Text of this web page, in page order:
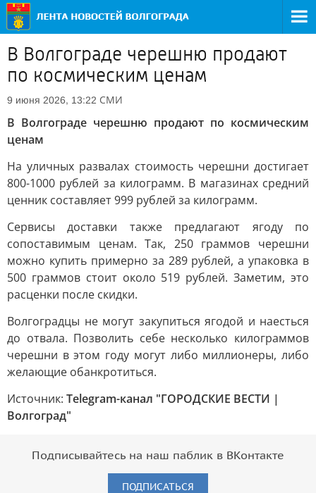
В Волгограде черешню продают
по космическим ценам
9 июня 2026, 13:22 СМИ
В Волгограде черешню продают по космическим
ценам
На уличных развалах стоимость черешни достигает
800-1000 рублей за килограмм. В магазинах средний
ценник составляет 999 рублей за килограмм.
Сервисы доставки также предлагают ягоду по
сопоставимым ценам. Так, 250 граммов черешни
можно купить примерно за 289 рублей, а упаковка в
500 граммов стоит около 519 рублей. Заметим, это
расценки после скидки.
Волгоградцы не могут закупиться ягодой и наесться
до отвала. Позволить себе несколько килограммов
черешни в этом году могут либо миллионеры, либо
желающие обанкротиться.
Источник: Telegram-канал "ГОРОДСКИЕ ВЕСТИ |
Волгоград"
Подписывайтесь на наш паблик в ВКонтакте
ПОДПИСАТЬСЯ